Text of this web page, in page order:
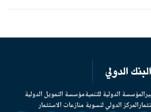
الدولية للتنميةمؤسسة التمويل الدولية
المركز الدولي لتسوية منازعات الاستثمار